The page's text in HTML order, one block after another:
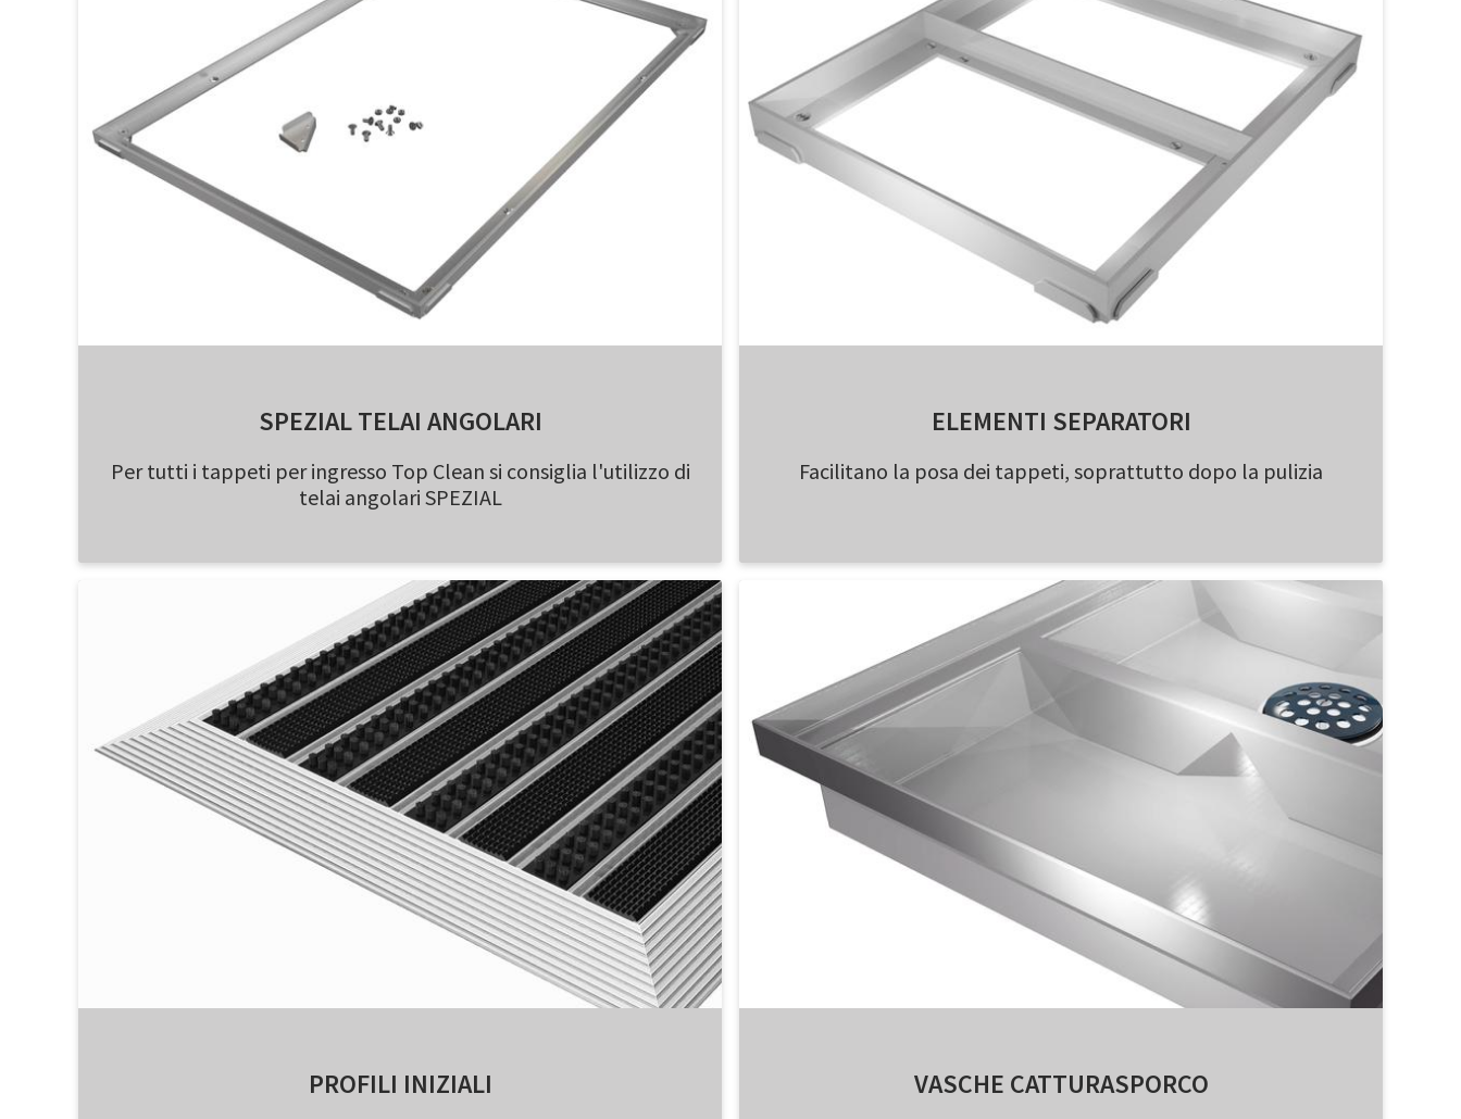
SPEZIAL TELAI ANGOLARI
Per tutti i tappeti per ingresso Top Clean si consiglia l'utilizzo di
telai angolari SPEZIAL
ELEMENTI SEPARATORI
Facilitano la posa dei tappeti, soprattutto dopo la pulizia
PROFILI INIZIALI VASCHE CATTURASPORCO